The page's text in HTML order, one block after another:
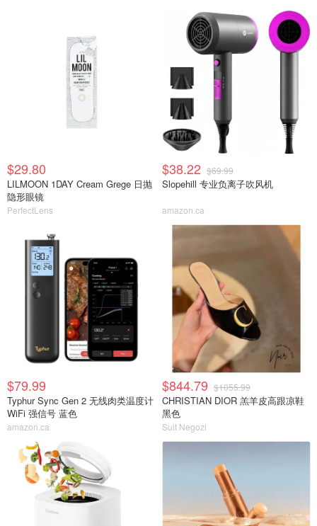
$29.80
LILMOON 1DAY Cream Grege 日抛
隐形眼镜
PerfectLens
$38.22 $69.99
Slopehill 专业负离子吹风机
amazon.ca
$79.99
Typhur Sync Gen 2 无线肉类温度计
WiFi 强信号 蓝色
amazon.ca
$844.79 $1055.99
CHRISTIAN DIOR 羔羊皮高跟凉鞋
黑色
Suit Negozi